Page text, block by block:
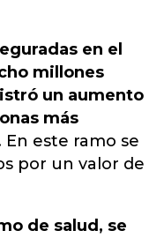
en el
millones
un aumento
más
En este ramo se
por un valor de
de salud, se